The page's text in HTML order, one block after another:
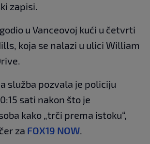
zapisi.
u Vanceovoj kući u četvrti
koja se nalazi u ulici William
služba pozvala je policiju
sati nakon što je
kako „trči prema istoku“,
za FOX19 NOW.